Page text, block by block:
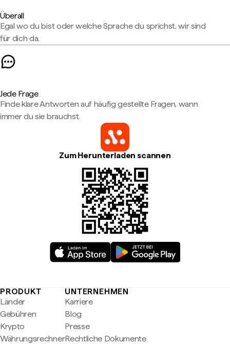
Überall
Egal wo du bist oder welche Sprache du sprichst, wir sind
für dich da.
Jede Frage
Finde klare Antworten auf häufig gestellte Fragen, wann
immer du sie brauchst.
Zum Herunterladen scannen
PRODUKT
Länder
Gebühren
Krypto
Währungsrechner
UNTERNEHMEN
Karriere
Blog
Presse
Rechtliche Dokumente